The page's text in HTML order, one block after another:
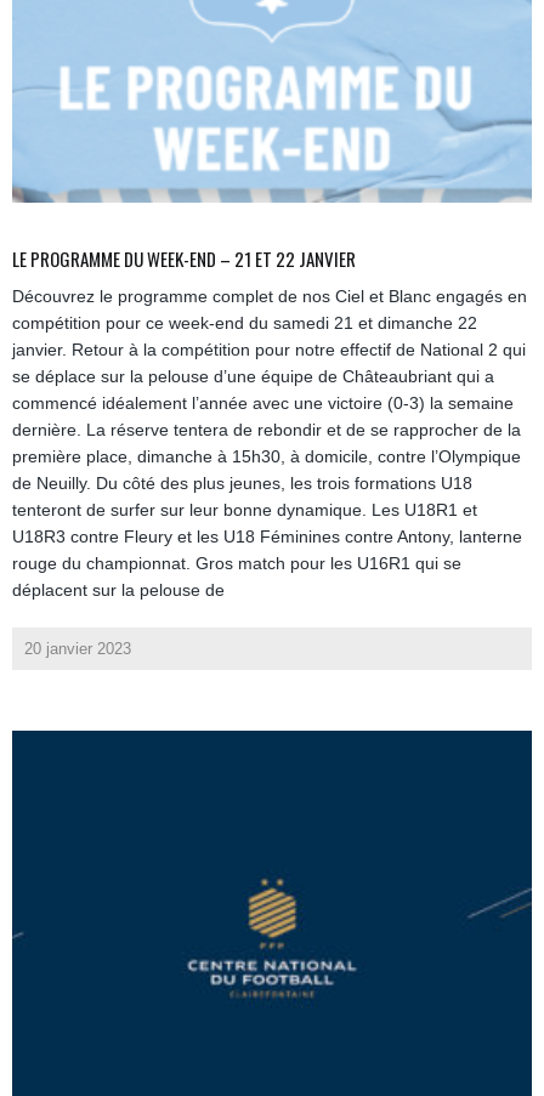
LE PROGRAMME DU WEEK-END – 21 ET 22 JANVIER
Découvrez le programme complet de nos Ciel et Blanc engagés en
compétition pour ce week-end du samedi 21 et dimanche 22
janvier. Retour à la compétition pour notre effectif de National 2 qui
se déplace sur la pelouse d’une équipe de Châteaubriant qui a
commencé idéalement l’année avec une victoire (0-3) la semaine
dernière. La réserve tentera de rebondir et de se rapprocher de la
première place, dimanche à 15h30, à domicile, contre l’Olympique
de Neuilly. Du côté des plus jeunes, les trois formations U18
tenteront de surfer sur leur bonne dynamique. Les U18R1 et
U18R3 contre Fleury et les U18 Féminines contre Antony, lanterne
rouge du championnat. Gros match pour les U16R1 qui se
déplacent sur la pelouse de
20 janvier 2023